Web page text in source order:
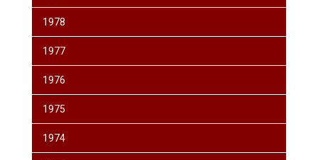
1978
1977
1976
1975
1974